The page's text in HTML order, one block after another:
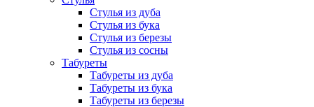
Стулья из дуба
Стулья из бука
Стулья из березы
Стулья из сосны
Табуреты
Табуреты из дуба
Табуреты из бука
Табуреты из березы